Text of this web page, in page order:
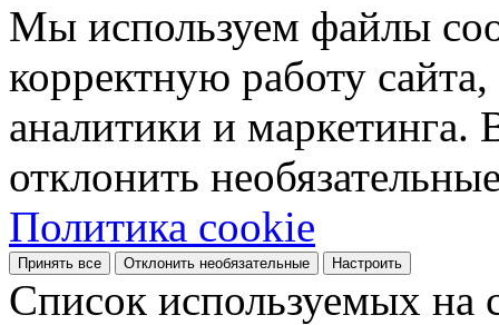
Мы используем файлы
корректную работу
аналитики и
отклонить
Политика cookie
Принять все Отклонить необязательные Настроить
Список используемых на